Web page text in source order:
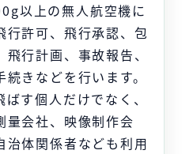
以上の無人航空機に
行許可、飛行承認、包
行計画、事故報告、
きなどを行います。
す個人だけでなく、
量会社、映像制作会
治体関係者なども利用